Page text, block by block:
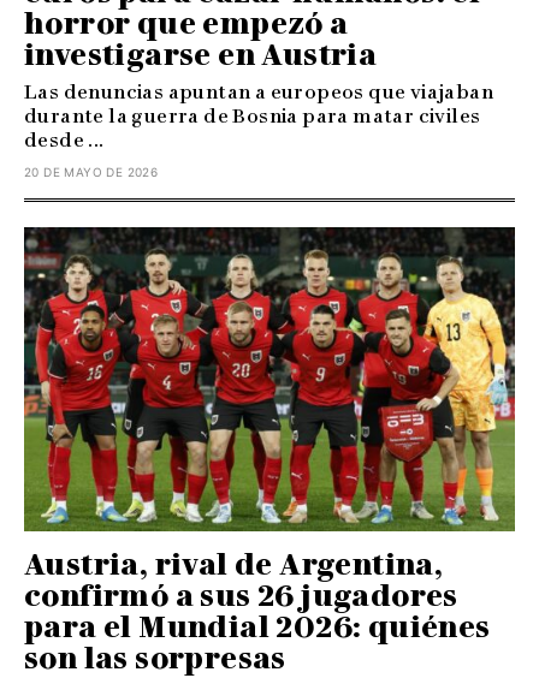
horror que empezó a
investigarse en Austria
Las denuncias apuntan a europeos que viajaban
durante la guerra de Bosnia para matar civiles
desde ...
20 DE MAYO DE 2026
Austria, rival de Argentina,
confirmó a sus 26 jugadores
para el Mundial 2026: quiénes
son las sorpresas